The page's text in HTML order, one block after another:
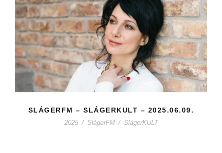
SLÁGERFM – SLÁGERKULT – 2025.06.09.
2025 / SlágerFM / SlágerKULT